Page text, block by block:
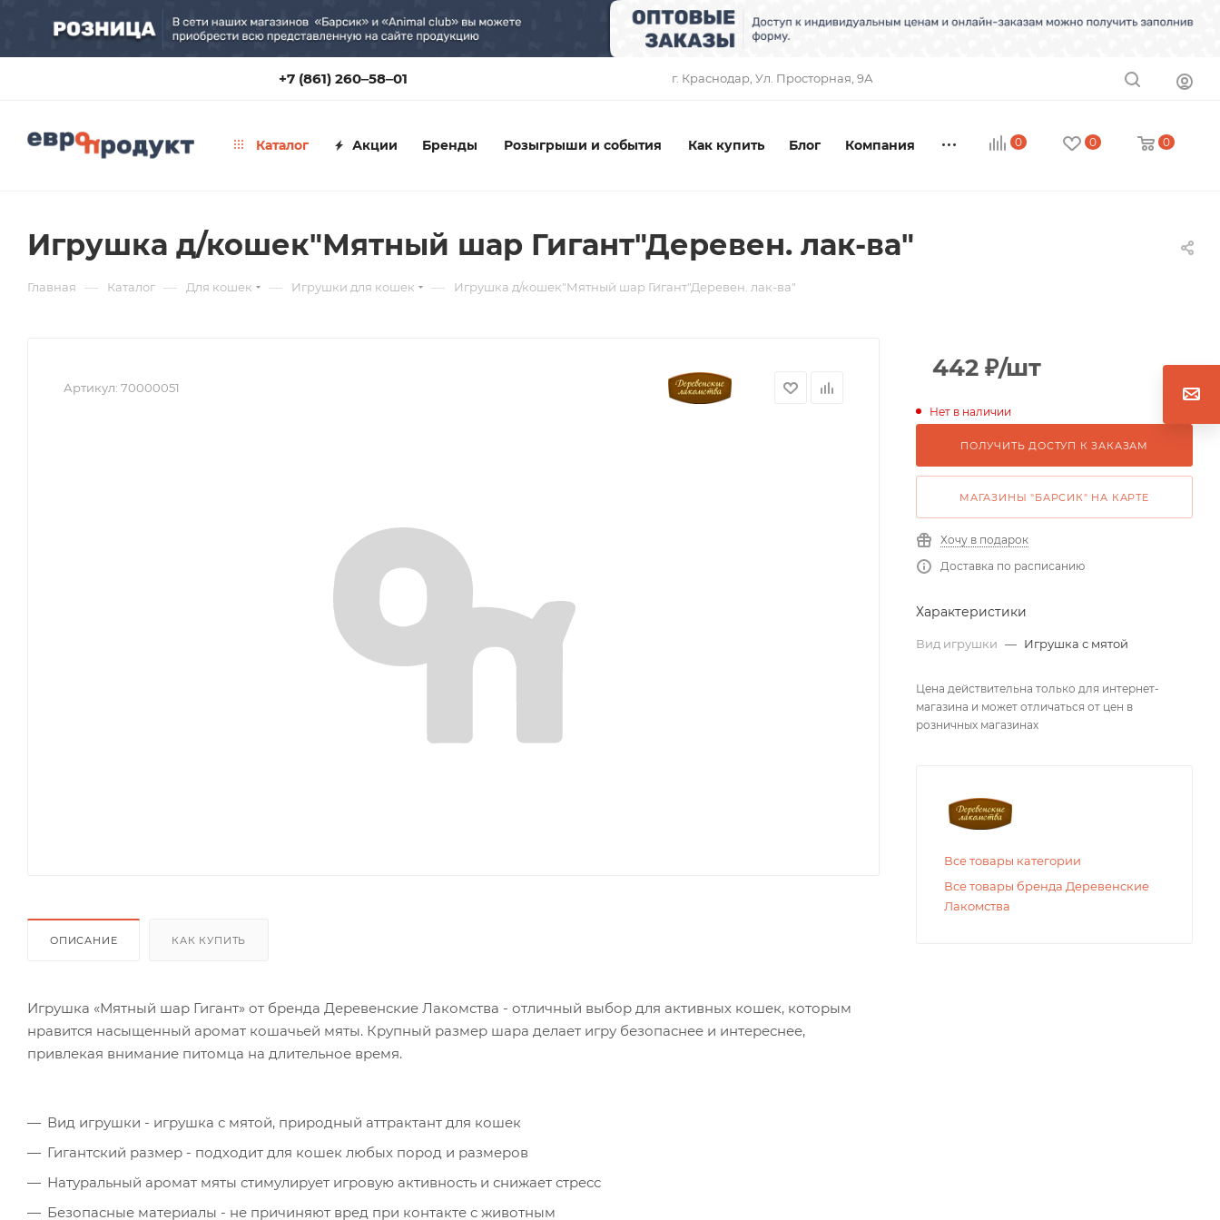
+7 (861) 260‒58‒01 г. Краснодар, ​Ул. Просторная, 9А
0 0 0
Каталог Акции Бренды Розыгрыши и события Как купить Блог Компания
Игрушка д/кошек"Мятный шар Гигант"Деревен. лак-ва"
Главная — Каталог — Для кошек — Игрушки для кошек — Игрушка д/кошек"Мятный шар Гигант"Деревен. лак-ва"
Артикул: 70000051
ОПИСАНИЕ КАК КУПИТЬ
Игрушка «Мятный шар Гигант» от бренда Деревенские Лакомства - отличный выбор для активных кошек, которым
нравится насыщенный аромат кошачьей мяты. Крупный размер шара делает игру безопаснее и интереснее,
привлекая внимание питомца на длительное время.
Вид игрушки - игрушка с мятой, природный аттрактант для кошек
Гигантский размер - подходит для кошек любых пород и размеров
Натуральный аромат мяты стимулирует игровую активность и снижает стресс
Безопасные материалы - не причиняют вред при контакте с животным
442 ₽/шт
Нет в наличии
ПОЛУЧИТЬ ДОСТУП К ЗАКАЗАМ
МАГАЗИНЫ "БАРСИК" НА КАРТЕ
Хочу в подарок
Доставка по расписанию
Характеристики
Вид игрушки — Игрушка с мятой
Цена действительна только для интернет-
магазина и может отличаться от цен в
розничных магазинах
Все товары категории
Все товары бренда Деревенские
Лакомства